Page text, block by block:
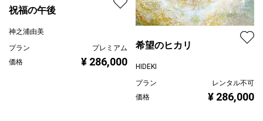
祝福の午後
神之浦由美
プラン
プレミアム
価格
¥ 286,000
希望のヒカリ
HIDEKI
プラン
レンタル不可
価格
¥ 286,000